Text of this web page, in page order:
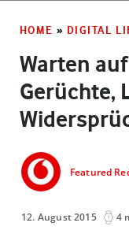
HOME » DIGITAL
Warten
Gerüchte,
Featured
12. August 2015 4